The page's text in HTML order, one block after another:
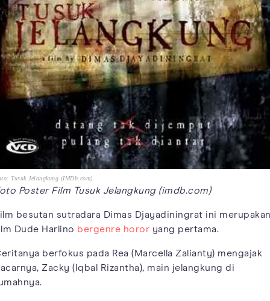
Tusuk Jelangkung (IMDb.com)
Poster Film Tusuk Jelangkung (imdb.com)
besutan sutradara Dimas Djayadiningrat ini
Dude Harlino bergenre horor yang pertama.
berfokus pada Rea (Marcella Zalianty) mengajak
Zacky (Iqbal Rizantha), main jelangkung di